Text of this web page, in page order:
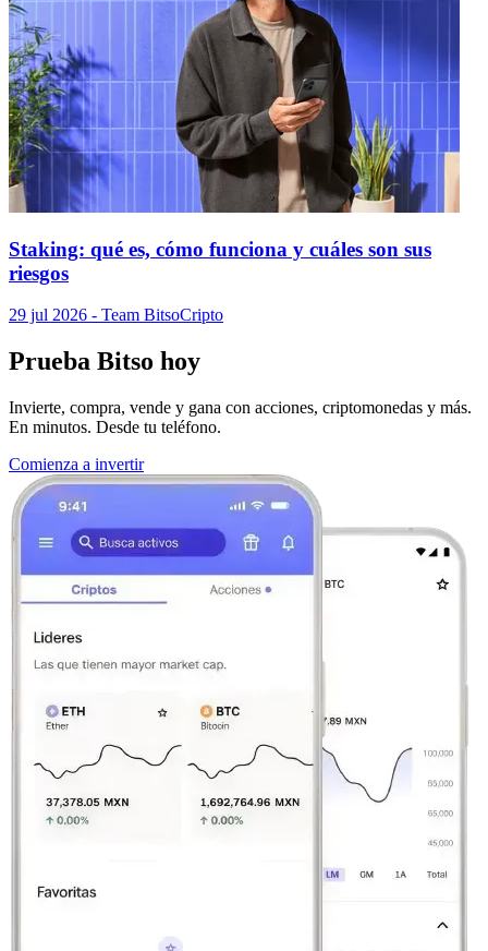
Staking: qué es, cómo funciona y cuáles son sus
riesgos
29 jul 2026 - Team BitsoCripto
Prueba Bitso hoy
Invierte, compra, vende y gana con acciones, criptomonedas y más.
En minutos. Desde tu teléfono.
Comienza a invertir